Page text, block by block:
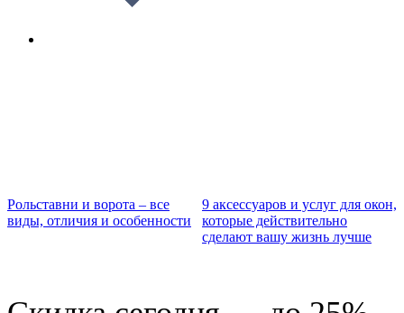
Рольставни и ворота – все
виды, отличия и особенности
9 аксессуаров и услуг для окон,
которые действительно
сделают вашу жизнь лучше